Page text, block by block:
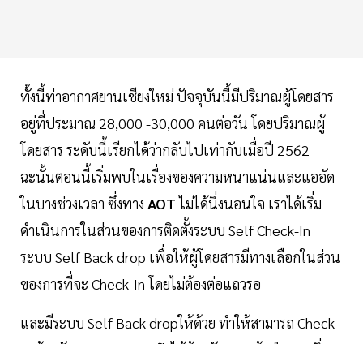
ทั้งนี้ท่าอากาศยานเชียงใหม่ ปัจจุบันนี้มีปริมาณผู้โดยสาร
อยู่ที่ประมาณ 28,000 -30,000 คนต่อวัน โดยปริมาณผู้
โดยสาร ระดับนี้เรียกได้ว่ากลับไปเท่ากับเมื่อปี 2562
ฉะนั้นตอนนี้เริ่มพบในเรื่องของความหนาแน่นและแออัด
ในบางช่วงเวลา ซึ่งทาง AOTไม่ได้นิ่งนอนใจ เราได้เริ่ม
ดำเนินการในส่วนของการติดตั้งระบบ Self Check-In
ระบบ Self Back drop เพื่อให้ผู้โดยสารมีทางเลือกในส่วน
ของการที่จะ Check-In โดยไม่ต้องต่อแถวรอ
และมีระบบ Self Back dropให้ด้วย ทำให้สามารถ Check-